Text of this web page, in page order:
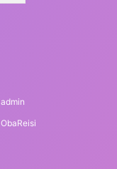
admin
ObaReisi